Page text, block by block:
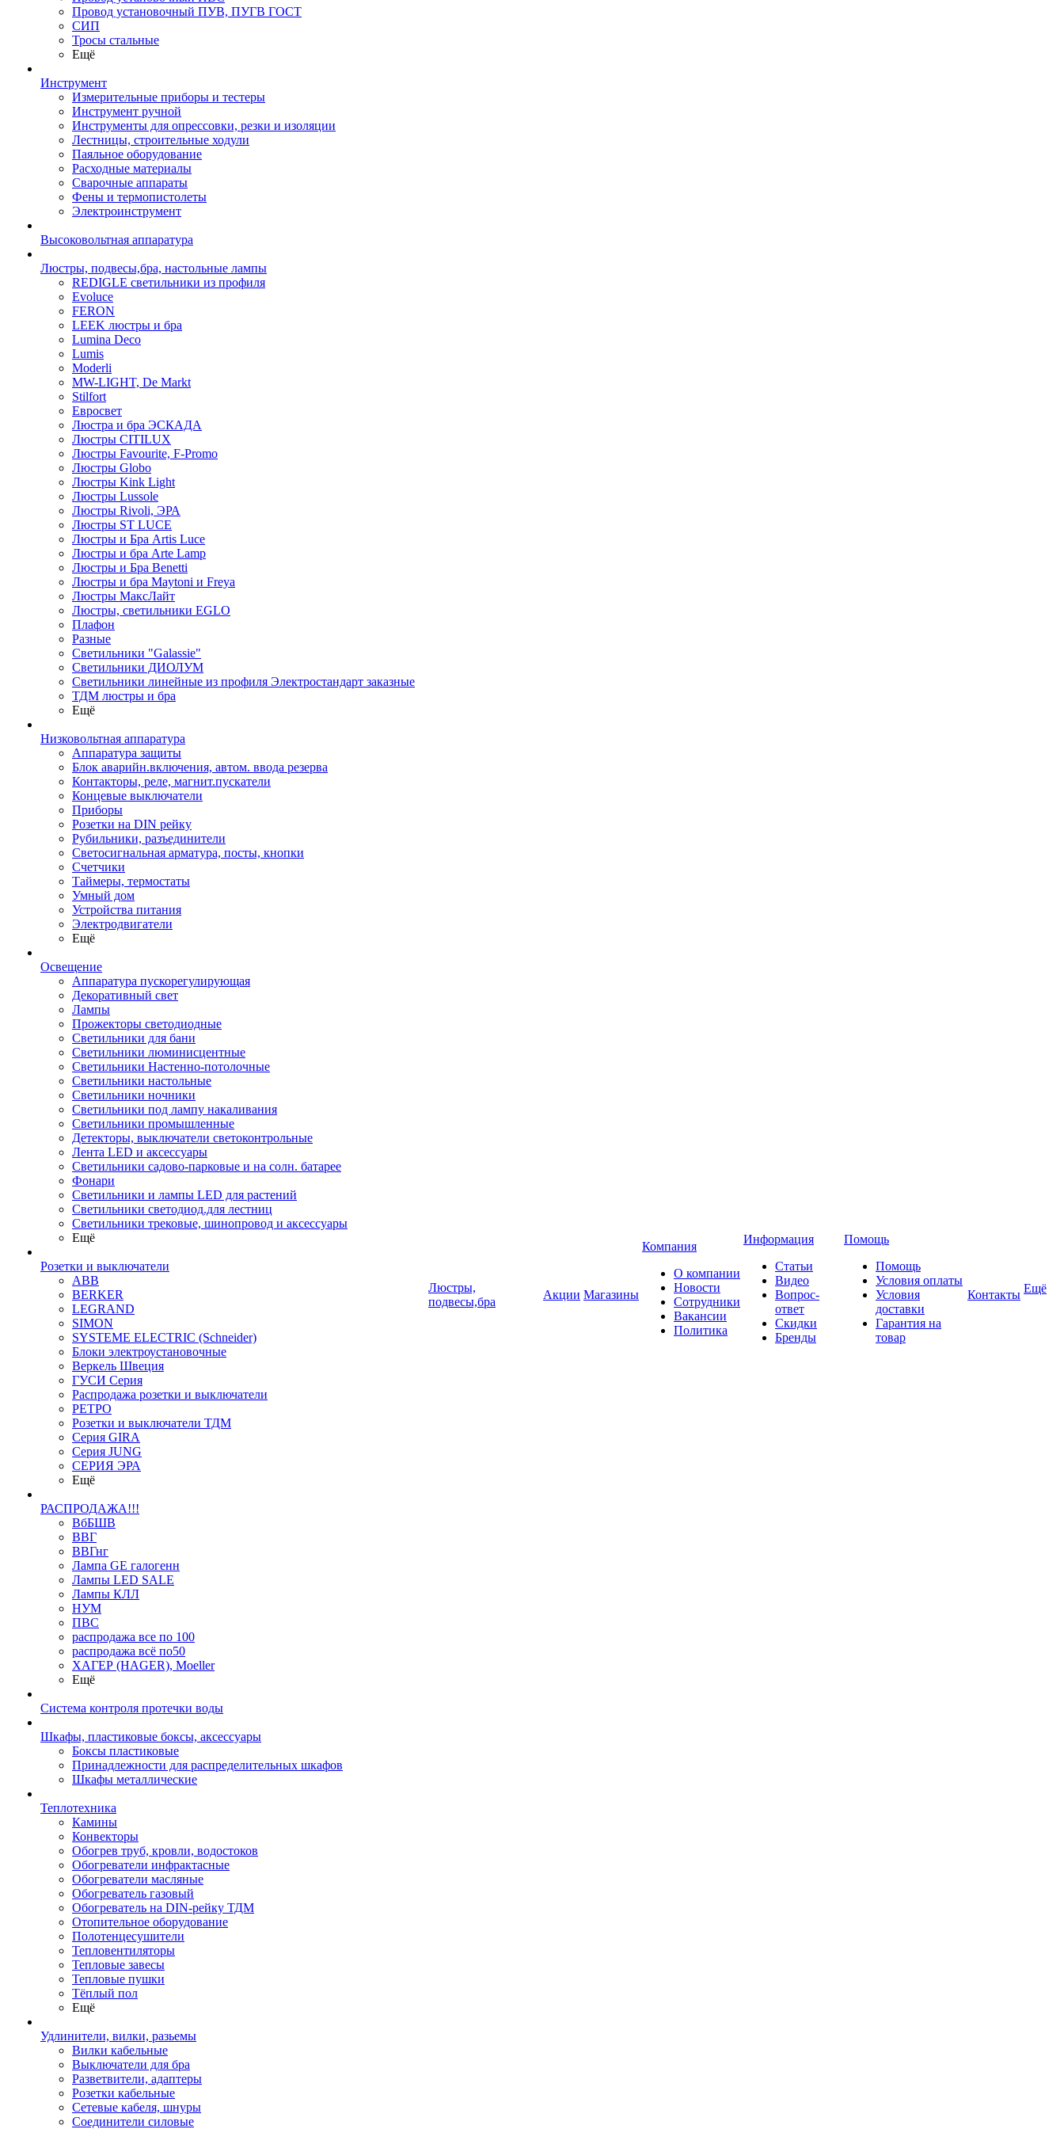
Провод установочный ПУВ, ПУГВ ГОСТ
СИП
Тросы стальные
Ещё
Инструмент
Измерительные приборы и тестеры
Инструмент ручной
Инструменты для опрессовки, резки и изоляции
Лестницы, строительные ходули
Паяльное оборудование
Расходные материалы
Сварочные аппараты
Фены и термопистолеты
Электроинструмент
Высоковольтная аппаратура
Люстры, подвесы,бра, настольные лампы
REDIGLE светильники из профиля
Evoluce
FERON
LEEK люстры и бра
Lumina Deco
Lumis
Moderli
MW-LIGHT, De Markt
Stilfort
Евросвет
Люстра и бра ЭСКАДА
Люстры CITILUX
Люстры Favourite, F-Promo
Люстры Globo
Люстры Kink Light
Люстры Lussole
Люстры Rivoli, ЭРА
Люстры ST LUCE
Люстры и Бра Artis Luce
Люстры и бра Arte Lamp
Люстры и Бра Benetti
Люстры и бра Maytoni и Freya
Люстры МаксЛайт
Люстры, светильники EGLO
Плафон
Разные
Светильники "Galassie"
Светильники ДИОЛУМ
Светильники линейные из профиля Электростандарт заказные
ТДМ люстры и бра
Ещё
Низковольтная аппаратура
Аппаратура защиты
Блок аварийн.включения, автом. ввода резерва
Контакторы, реле, магнит.пускатели
Концевые выключатели
Приборы
Розетки на DIN рейку
Рубильники, разъединители
Светосигнальная арматура, посты, кнопки
Счетчики
Таймеры, термостаты
Умный дом
Устройства питания
Электродвигатели
Ещё
Освещение
Аппаратура пускорегулирующая
Декоративный свет
Лампы
Прожекторы светодиодные
Светильники для бани
Светильники люминисцентные
Светильники Настенно-потолочные
Светильники настольные
Светильники ночники
Светильники под лампу накаливания
Светильники промышленные
Детекторы, выключатели светоконтрольные
Лента LED и аксессуары
Светильники садово-парковые и на солн. батарее
Фонари
Светильники и лампы LED для растений
Светильники светодиод.для лестниц
Светильники трековые, шинопровод и аксессуары
Ещё
Розетки и выключатели
ABB
BERKER
LEGRAND
SIMON
SYSTEME ELECTRIC (Schneider)
Блоки электроустановочные
Веркель Швеция
ГУСИ Серия
Распродажа розетки и выключатели
РЕТРО
Розетки и выключатели ТДМ
Серия GIRA
Серия JUNG
СЕРИЯ ЭРА
Ещё
РАСПРОДАЖА!!!
ВбБШВ
ВВГ
ВВГнг
Лампа GE галогенн
Лампы LED SALE
Лампы КЛЛ
НУМ
ПВС
распродажа все по 100
распродажа всё по50
ХАГЕР (HAGER), Moeller
Ещё
Система контроля протечки воды
Шкафы, пластиковые боксы, аксессуары
Боксы пластиковые
Принадлежности для распределительных шкафов
Шкафы металлические
Теплотехника
Камины
Конвекторы
Обогрев труб, кровли, водостоков
Обогреватели инфрактасные
Обогреватели масляные
Обогреватель газовый
Обогреватель на DIN-рейку ТДМ
Отопительное оборудование
Полотенцесушители
Тепловентиляторы
Тепловые завесы
Тепловые пушки
Тёплый пол
Ещё
Удлинители, вилки, разьемы
Вилки кабельные
Выключатели для бра
Разветвители, адаптеры
Розетки кабельные
Сетевые кабеля, шнуры
Соединители силовые
Люстры,
подвесы,бра
Акции Магазины
Компания
О компании
Новости
Сотрудники
Вакансии
Политика
Информация
Статьи
Видео
Вопрос-
ответ
Скидки
Бренды
Помощь
Помощь
Условия оплаты
Условия
доставки
Гарантия на
товар
Контакты Ещё